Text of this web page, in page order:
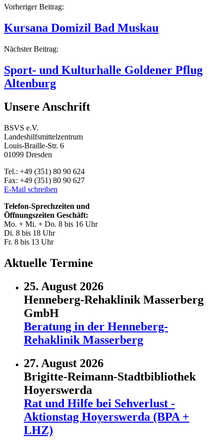
Beitragsnavigation
Vorheriger Beitrag:
Kursana Domizil Bad Muskau
Nächster Beitrag:
Sport- und Kulturhalle Goldener Pflug
Altenburg
Unsere Anschrift
BSVS e.V.
Landeshilfsmittelzentrum
Louis-Braille-Str. 6
01099 Dresden
Tel.: +49 (351) 80 90 624
Fax: +49 (351) 80 90 627
E-Mail schreiben
Telefon-Sprechzeiten und
Öffnungszeiten Geschäft:
Mo. + Mi. + Do. 8 bis 16 Uhr
Di. 8 bis 18 Uhr
Fr. 8 bis 13 Uhr
Aktuelle Termine
25. August 2026
Henneberg-Rehaklinik Masserberg
GmbH
Beratung in der Henneberg-
Rehaklinik Masserberg
27. August 2026
Brigitte-Reimann-Stadtbibliothek
Hoyerswerda
Rat und Hilfe bei Sehverlust -
Aktionstag Hoyerswerda (BPA +
LHZ)